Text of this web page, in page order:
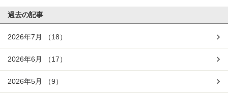
過去の記事
2026年7月 （18）
2026年6月 （17）
2026年5月 （9）